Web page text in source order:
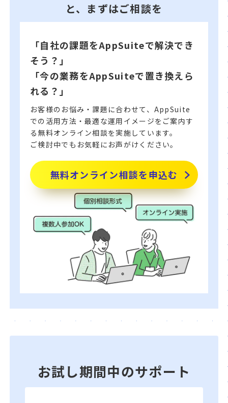
と、まずはご相談を
「自社の課題をAppSuiteで解決でき
そう？」
「今の業務をAppSuiteで置き換えら
れる？」
お客様のお悩み・課題に合わせて、AppSuite
での活用方法・最適な運用イメージをご案内す
る無料オンライン相談を実施しています。
ご検討中でもお気軽にお声がけください。
無料オンライン相談を申込む
お試し期間中のサポート